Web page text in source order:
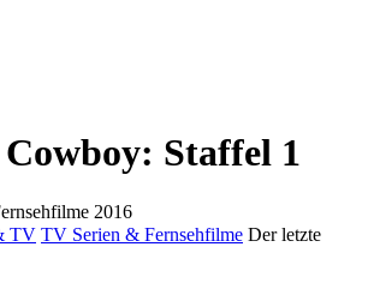
Staffel 1
2016
TV TV Serien & Fernsehfilme Der letzte